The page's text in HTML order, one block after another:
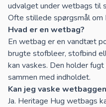
udvalget underwetbags til
Ofte stillede spørgsmål
Hvad er en wetbag?
En wetbag er en vandtæt
brugte stofbleer, stofbind
kan vaskes. Den holder
sammen med indholdet.
Kan jeg vaske
Ja. Heritage Hug wetbags